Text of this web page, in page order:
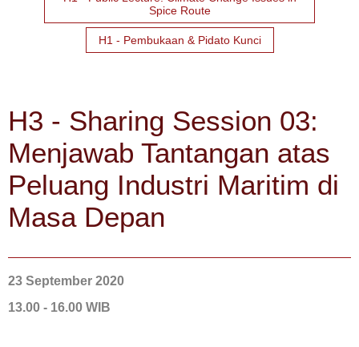
Spice Route
H1 - Pembukaan & Pidato Kunci
H3 - Sharing Session 03:
Menjawab Tantangan atas
Peluang Industri Maritim di
Masa Depan
23 September 2020
13.00 - 16.00 WIB